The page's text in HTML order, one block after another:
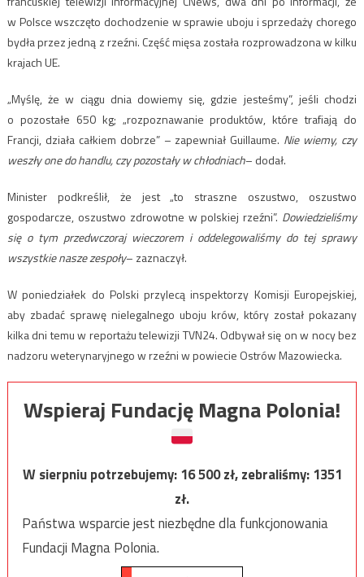
w Polsce wszczęto dochodzenie w sprawie uboju i sprzedaży chorego
bydła przez jedną z rzeźni. Część mięsa została rozprowadzona w kilku
krajach UE.
„Myślę, że w ciągu dnia dowiemy się, gdzie jesteśmy”, jeśli chodzi
o pozostałe 650 kg; „rozpoznawanie produktów, które trafiają do
Francji, działa całkiem dobrze” – zapewniał Guillaume. Nie wiemy, czy
weszły one do handlu, czy pozostały w chłodniach– dodał.
Minister podkreślił, że jest „to straszne oszustwo, oszustwo
gospodarcze, oszustwo zdrowotne w polskiej rzeźni”. Dowiedzieliśmy
się o tym przedwczoraj wieczorem i oddelegowaliśmy do tej sprawy
wszystkie nasze zespoły– zaznaczył.
W poniedziałek do Polski przylecą inspektorzy Komisji Europejskiej,
aby zbadać sprawę nielegalnego uboju krów, który został pokazany
kilka dni temu w reportażu telewizji TVN24. Odbywał się on w nocy bez
nadzoru weterynaryjnego w rzeźni w powiecie Ostrów Mazowiecka.
Wspieraj Fundację Magna Polonia!
W sierpniu potrzebujemy:16 500zł, zebraliśmy:1351
zł.
Państwa wsparcie jest niezbędne dla funkcjonowania
Fundacji Magna Polonia.